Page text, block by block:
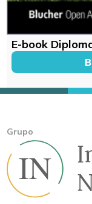
E-book
Grupo